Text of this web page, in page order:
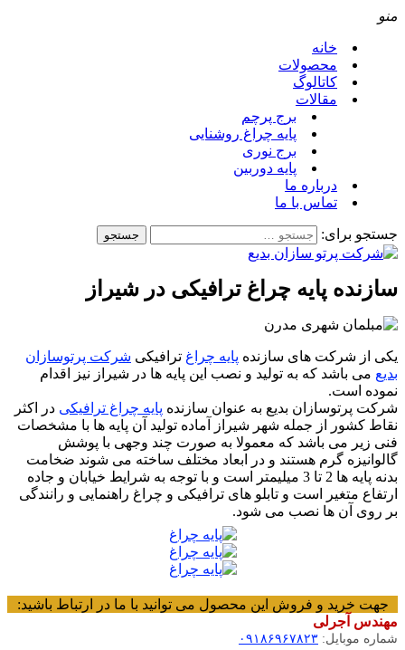
منو
خانه
محصولات
کاتالوگ
مقالات
برج پرچم
پایه چراغ روشنایی
برج نوری
پایه دوربین
درباره ما
تماس با ما
جستجو برای:
سازنده پایه چراغ ترافیکی در شیراز
یکی از شرکت های سازنده پایه چراغ ترافیکی شرکت پرتوسازان
بدیع می باشد که به تولید و نصب این پایه ها در شیراز نیز اقدام
نموده است.
شرکت پرتوسازان بدیع به عنوان سازنده پایه چراغ ترافیکی در اکثر
نقاط کشور از جمله شهر شیراز آماده تولید آن پایه ها با مشخصات
فنی زیر می باشد که معمولا به صورت چند وجهی با پوشش
گالوانیزه گرم هستند و در ابعاد مختلف ساخته می شوند ضخامت
بدنه پایه ها 2 تا 3 میلیمتر است و با توجه به شرایط خیابان و جاده
ارتفاع متغیر است و تابلو های ترافیکی و چراغ راهنمایی و رانندگی
بر روی آن ها نصب می شود.
جهت خرید و فروش این محصول می توانید با ما در ارتباط باشید:
مهندس آجرلی
شماره موبایل: ۰۹۱۸۶۹۶۷۸۲۳